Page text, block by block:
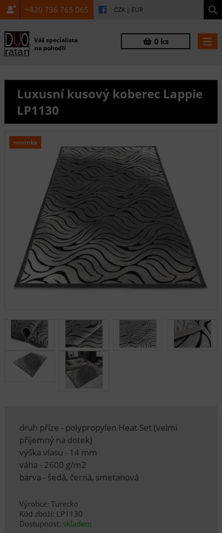
+420 736 765 065 CZK | EUR
Váš specialista
na pohodlí
0 ks
Luxusní kusový koberec Lappie
LP1130
novinka
druh příze - polypropylen Heat Set (velmi
příjemný na dotek)
výška vlasu - 14 mm
váha - 2600 g/m2
barva - šedá, černá, smetanová
Výrobce: Turecko
Kód zboží: LP1130
Dostupnost: skladem